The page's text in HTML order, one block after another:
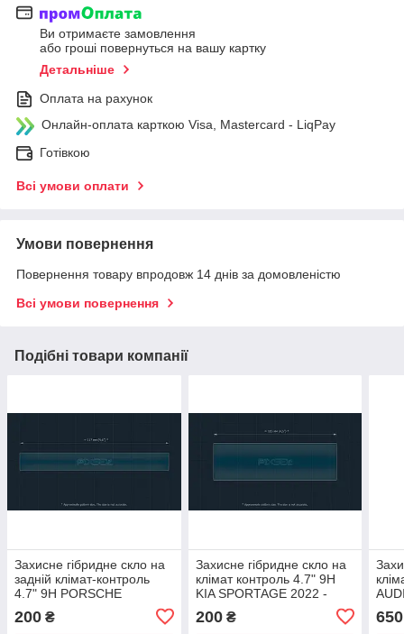
Ви отримаєте замовлення
або гроші повернуться на вашу картку
Детальніше
Оплата на рахунок
Онлайн-оплата карткою Visa, Mastercard - LiqPay
Готівкою
Всі умови оплати
Умови повернення
Повернення товару впродовж 14 днів за домовленістю
Всі умови повернення
Подібні товари компанії
Захисне гібридне скло на
задній клімат-контроль
4.7" 9H PORSCHE
200 ₴
Захисне гібридне скло на
клімат контроль 4.7" 9H
KIA SPORTAGE 2022 -
200₴ 650